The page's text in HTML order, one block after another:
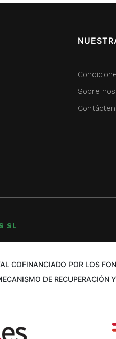
Sobre
SL
COFINANCIADO POR LOS
DE RECUPERACIÓN